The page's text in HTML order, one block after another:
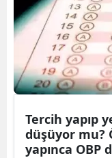
Tercih yapıp
düşüyor mu?
yapınca OBP